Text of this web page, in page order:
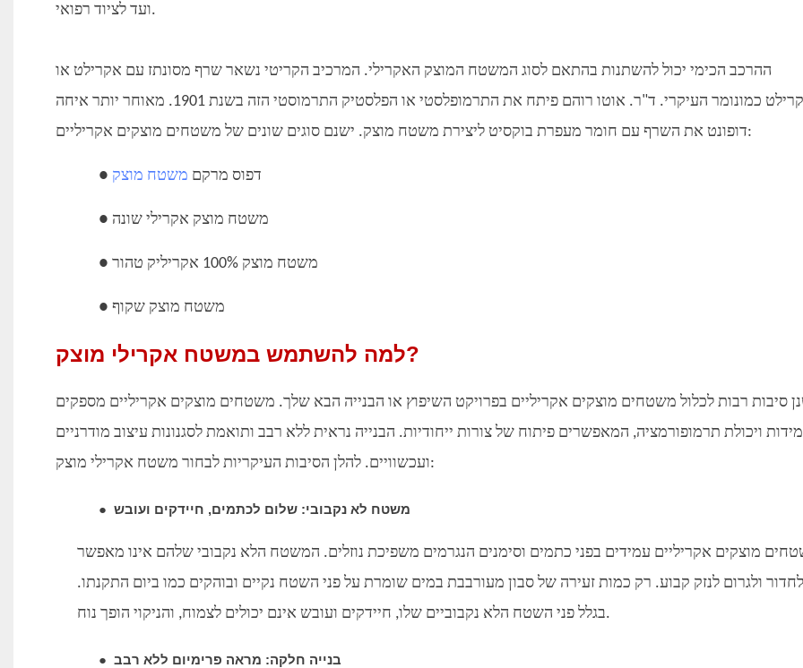
ועד לציוד רפואי.
ההרכב הכימי יכול להשתנות בהתאם לסוג המשטח המוצק האקרילי. המרכיב הקריטי נשאר שרף מסונתז עם אקרילט או
מתאקרילט כמונומר העיקרי. ד"ר. אוטו רוהם פיתח את התרמופלסטי או הפלסטיק התרמוסטי הזה בשנת 1901. מאוחר יותר איחה
דופונט את השרף עם חומר מעפרת בוקסיט ליצירת משטח מוצק. ישנם סוגים שונים של משטחים מוצקים אקריליים:
● דפוס מרקם משטח מוצק
● משטח מוצק אקרילי שונה
● משטח מוצק 100% אקריליק טהור
● משטח מוצק שקוף
למה להשתמש במשטח אקרילי מוצק?
סיבות רבות לכלול משטחים מוצקים אקריליים בפרויקט השיפוץ או הבנייה הבא שלך. משטחים מוצקים אקריליים מספקים
ויכולת תרמופורמציה, המאפשרים פיתוח של צורות ייחודיות. הבנייה נראית ללא רבב ותואמת לסגנונות עיצוב מודרניים
ועכשוויים. להלן הסיבות העיקריות לבחור משטח אקרילי מוצק:
● משטח לא נקבובי: שלום לכתמים, חיידקים ועובש
מוצקים אקריליים עמידים בפני כתמים וסימנים הנגרמים משפיכת נוזלים. המשטח הלא נקבובי שלהם אינו מאפשר
לחדור ולגרום לנזק קבוע. רק כמות זעירה של סבון מעורבבת במים שומרת על פני השטח נקיים ובוהקים כמו ביום התקנתו.
בגלל פני השטח הלא נקבוביים שלו, חיידקים ועובש אינם יכולים לצמוח, והניקוי הופך נוח.
● בנייה חלקה: מראה פרימיום ללא רבב